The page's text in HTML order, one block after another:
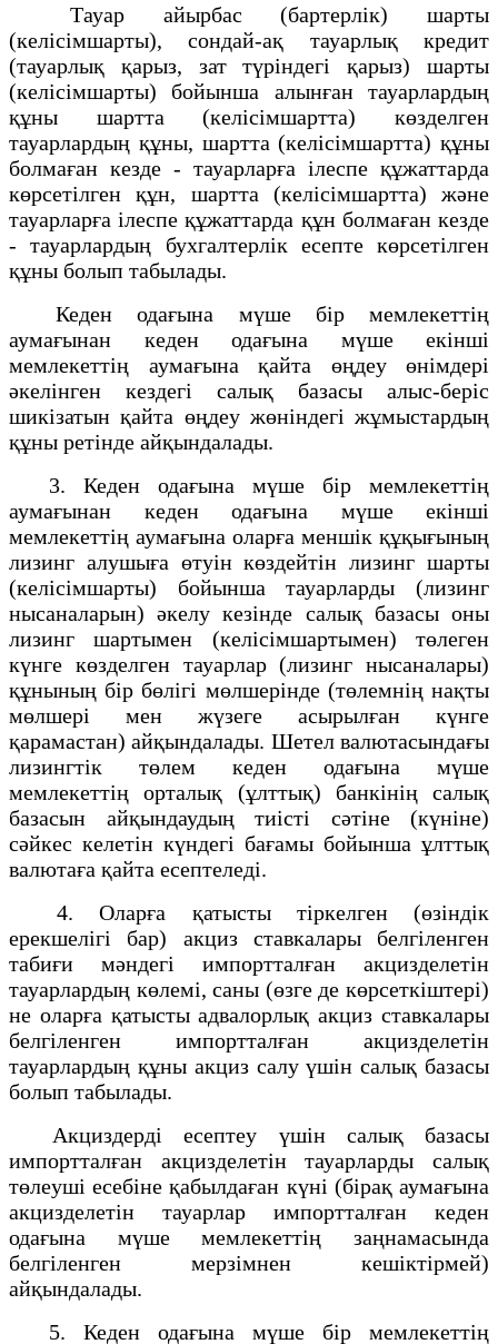
Тауар айырбас (бартерлік) шарты
(келісімшарты), сондай-ақ тауарлық кредит
(тауарлық қарыз, зат түріндегі қарыз) шарты
(келісімшарты) бойынша алынған тауарлардың
құны шартта (келісімшартта) көзделген
тауарлардың құны, шартта (келісімшартта) құны
болмаған кезде - тауарларға ілеспе құжаттарда
көрсетілген құн, шартта (келісімшартта) және
тауарларға ілеспе құжаттарда құн болмаған кезде
- тауарлардың бухгалтерлік есепте көрсетілген
құны болып табылады.
Кеден одағына мүше бір мемлекеттің
аумағынан кеден одағына мүше екінші
мемлекеттің аумағына қайта өңдеу өнімдері
әкелінген кездегі салық базасы алыс-беріс
шикізатын қайта өңдеу жөніндегі жұмыстардың
құны ретінде айқындалады.
3. Кеден одағына мүше бір мемлекеттің
аумағынан кеден одағына мүше екінші
мемлекеттің аумағына оларға меншік құқығының
лизинг алушыға өтуін көздейтін лизинг шарты
(келісімшарты) бойынша тауарларды (лизинг
нысаналарын) әкелу кезінде салық базасы оны
лизинг шартымен (келісімшартымен) төлеген
күнге көзделген тауарлар (лизинг нысаналары)
құнының бір бөлігі мөлшерінде (төлемнің нақты
мөлшері мен жүзеге асырылған күнге
қарамастан) айқындалады. Шетел валютасындағы
лизингтік төлем кеден одағына мүше
мемлекеттің орталық (ұлттық) банкінің салық
базасын айқындаудың тиісті сәтіне (күніне)
сәйкес келетін күндегі бағамы бойынша ұлттық
валютаға қайта есептеледі.
4. Оларға қатысты тіркелген (өзіндік
ерекшелігі бар) акциз ставкалары белгіленген
табиғи мәндегі импортталған акцизделетін
тауарлардың көлемі, саны (өзге де көрсеткіштері)
не оларға қатысты адвалорлық акциз ставкалары
белгіленген импортталған акцизделетін
тауарлардың құны акциз салу үшін салық базасы
болып табылады.
Акциздерді есептеу үшін салық базасы
импортталған акцизделетін тауарларды салық
төлеуші есебіне қабылдаған күні (бірақ аумағына
акцизделетін тауарлар импортталған кеден
одағына мүше мемлекеттің заңнамасында
белгіленген мерзімнен кешіктірмей)
айқындалады.
5. Кеден одағына мүше бір мемлекеттің